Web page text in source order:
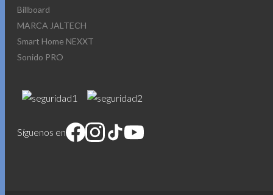
Billboard
MARCA JALTECH
Smart Home NEXXT
Sonido PRO
Síguenos en